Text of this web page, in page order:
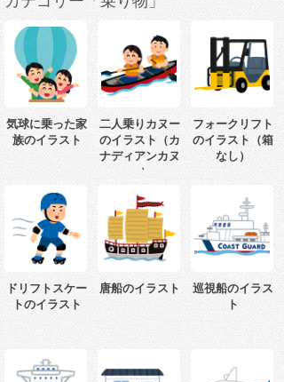
気球に乗った家
族のイラスト
二人乗りカヌー
のイラスト（カ
ナディアンカヌ
ー）
フォークリフト
のイラスト（箱
なし）
ドリフトスケー
トのイラスト
唐船のイラスト
巡視船のイラス
ト